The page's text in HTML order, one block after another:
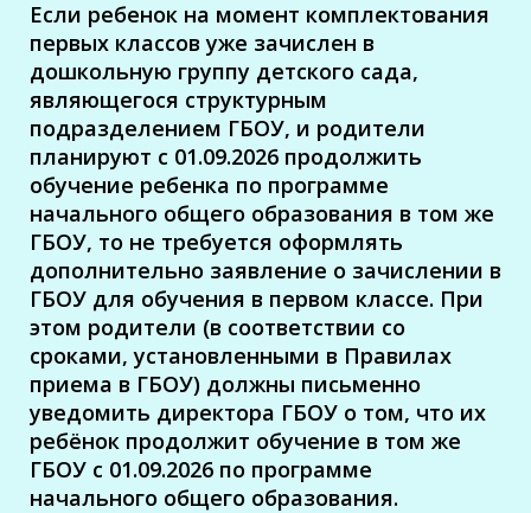
Если ребенок на момент комплектования
первых классов уже зачислен в
дошкольную группу детского сада,
являющегося структурным
подразделением ГБОУ, и родители
планируют с 01.09.2026 продолжить
обучение ребенка по программе
начального общего образования в том же
ГБОУ, то не требуется оформлять
дополнительно заявление о зачислении в
ГБОУ для обучения в первом классе. При
этом родители (в соответствии со
сроками, установленными в Правилах
приема в ГБОУ) должны письменно
уведомить директора ГБОУ о том, что их
ребёнок продолжит обучение в том же
ГБОУ с 01.09.2026 по программе
начального общего образования.